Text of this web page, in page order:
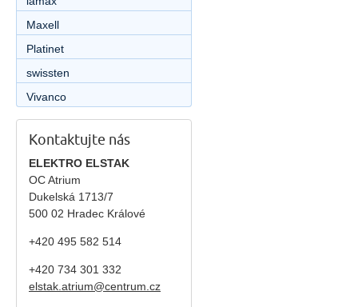
Maxell
Platinet
swissten
Vivanco
Kontaktujte nás
ELEKTRO ELSTAK
OC Atrium
Dukelská 1713/7
500 02 Hradec Králové
+420 495 582 514
+420 734 301 332
elstak.atrium@centrum.cz